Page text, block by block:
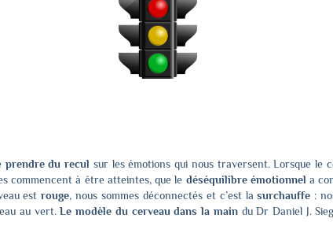
prendre du recul sur les émotions qui nous traversent. Lorsque le
commencent à être atteintes, que le déséquilibre émotionnel a
estrouge, nous sommes déconnectés et c’est lasurchauffe :
au vert.Le modèle du cerveau dans la maindu Dr Daniel J.